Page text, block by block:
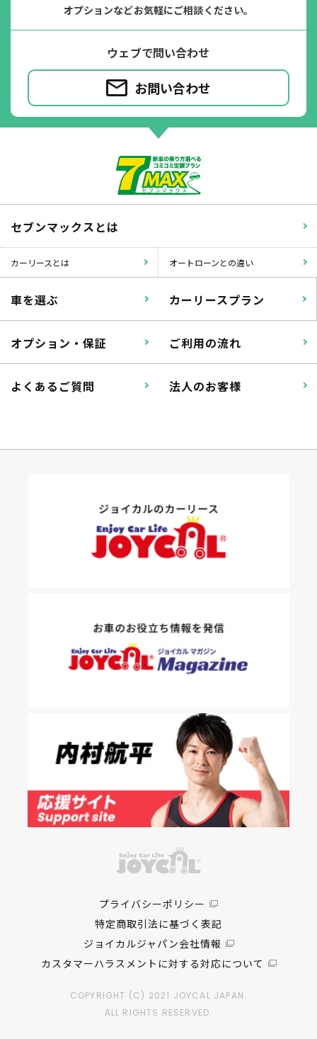
オプションなどお気軽にご相談ください。
ウェブで問い合わせ
お問い合わせ
セブンマックスとは
カーリースとは オートローンとの違い
車を選ぶ カーリースプラン
オプション・保証 ご利用の流れ
よくあるご質問 法人のお客様
プライバシーポリシー
特定商取引法に基づく表記
ジョイカルジャパン会社情報
カスタマーハラスメントに対する対応について
COPYRIGHT (C) 2021 JOYCAL JAPAN.
ALL RIGHTS RESERVED.